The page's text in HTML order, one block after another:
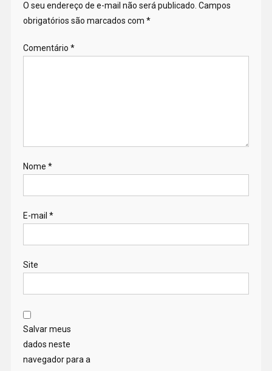
O seu endereço de e-mail não será publicado. Campos
obrigatórios são marcados com *
Comentário *
Nome *
E-mail *
Site
Salvar meus
dados neste
navegador para a